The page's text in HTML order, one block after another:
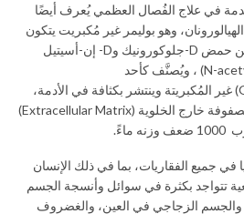
في علاج الفُصال العظمي يُعرف أيضًا
وهو بوليمر غير مُكبريت يتكون
من وحدات متكررة بالتناوب من حمض D-جلوكورونيك وD- إن-أسيتيل
جلوكوزأمين (N-acetylglucosamine) ، ويُصنَّف كأحد
الجليكوزأمينوجليكانات (GAGs) غير المُكبريتة وينتشر بكثافة في الأدمة،
حيث يعمل كمكوّن رئيسي للمصفوفة خارج الخلوية (Extracellular Matrix)
في جميع الفقاريات، بما في ذلك الإنسان
تتواجد بكثرة في سوائل وأنسجة الجسم
والجسم الزجاجي في العين، والغضروف